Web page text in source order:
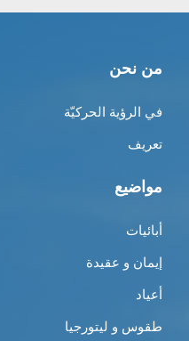
من نحن
في الرؤية الحركيّة
تعريف
مواضيع
أبائيات
إيمان و عقيدة
أعياد
طقوس و ليتورجيا